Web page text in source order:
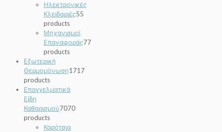
Ηλεκτρονικές
Κλειδαριές55
products
Μηχανισμοί
Επαναφοράς77
products
Εξωτερική
Θερμομόνωση1717
products
Επαγγελματικά
Είδη
Καθαρισμού7070
products
Καρότσια